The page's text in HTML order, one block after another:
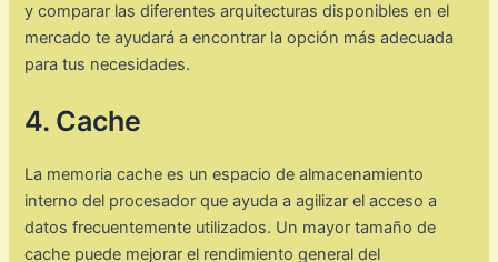
y comparar las diferentes arquitecturas disponibles en el
mercado te ayudará a encontrar la opción más adecuada
para tus necesidades.
4. Cache
La memoria cache es un espacio de almacenamiento
interno del procesador que ayuda a agilizar el acceso a
datos frecuentemente utilizados. Un mayor tamaño de
cache puede mejorar el rendimiento general del